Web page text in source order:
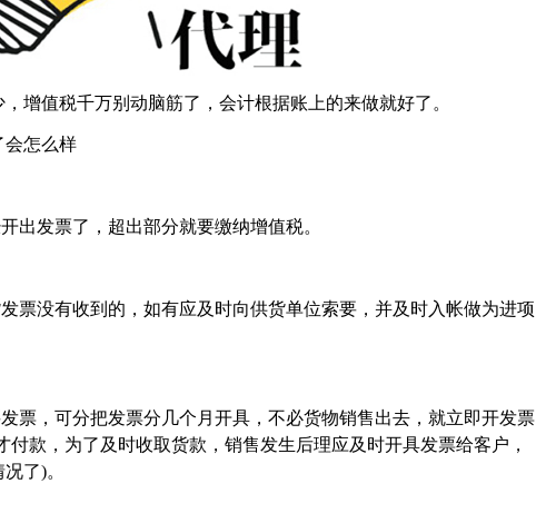
增值税千万别动脑筋了，会计根据账上的来做就好了。
会怎么样
出发票了，超出部分就要缴纳增值税。
票没有收到的，如有应及时向供货单位索要，并及时入帐做为进项
票，可分把发票分几个月开具，不必货物销售出去，就立即开发票
款，为了及时收取货款，销售发生后理应及时开具发票给客户，
了)。